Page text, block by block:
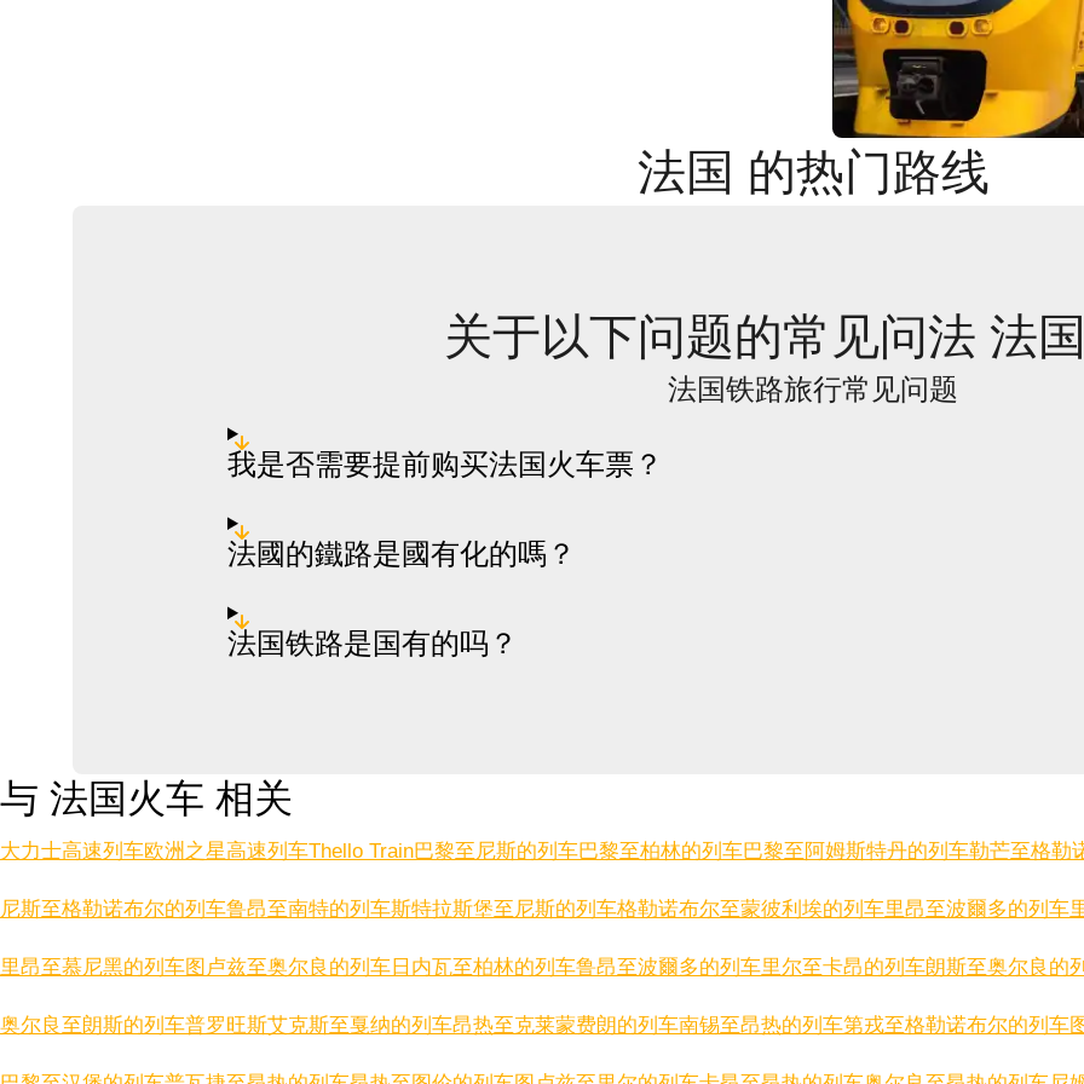
法国 的热门路线
关于以下问题的常见问法 法
法国铁路旅行常见问题
我是否需要提前购买法国火车票？
法國的鐵路是國有化的嗎？
法国铁路是国有的吗？
与 法国火车 相关
大力士高速列车欧洲之星高速列车Thello Train巴黎至尼斯的列车巴黎至柏林的列车巴黎至阿姆斯特丹的列车勒芒至格勒
尼斯至格勒诺布尔的列车鲁昂至南特的列车斯特拉斯堡至尼斯的列车格勒诺布尔至蒙彼利埃的列车里昂至波爾多的列车
里昂至慕尼黑的列车图卢兹至奥尔良的列车 日内瓦至柏林的列车鲁昂至波爾多的列车里尔至卡昂的列车朗斯至奥尔良的
奥尔良至朗斯的列车普罗旺斯艾克斯至戛纳的列车昂热至克莱蒙费朗的列车南锡至昂热的列车第戎至格勒诺布尔的列车